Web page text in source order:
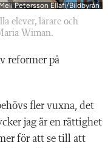
Petersson Ellafi/Bildbyrån
elever, lärare och
Wiman.
reformer på
fler vuxna, det
jag är en rättighet
för att se till att